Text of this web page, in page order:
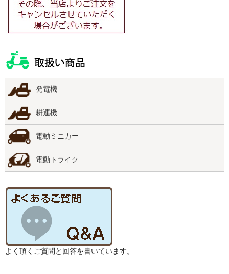
発電機
耕運機
電動ミニカー
電動トライク
よく頂くご質問と回答を書いています。